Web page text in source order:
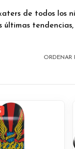
de todos
últimas
ORDENAR